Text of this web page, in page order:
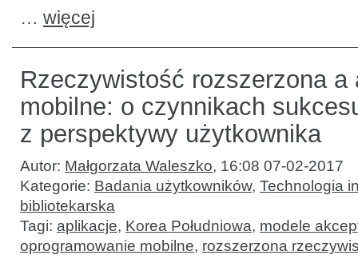
… więcej
Rzeczywistość rozszerzona a
mobilne: o czynnikach
z perspektywy użytkownika
Autor: Małgorzata Waleszko, 16:08 07-02-2017
Kategorie: Badania użytkowników, Technologia
bibliotekarska
Tagi: aplikacje, Korea Południowa, modele
oprogramowanie mobilne, rozszerzona